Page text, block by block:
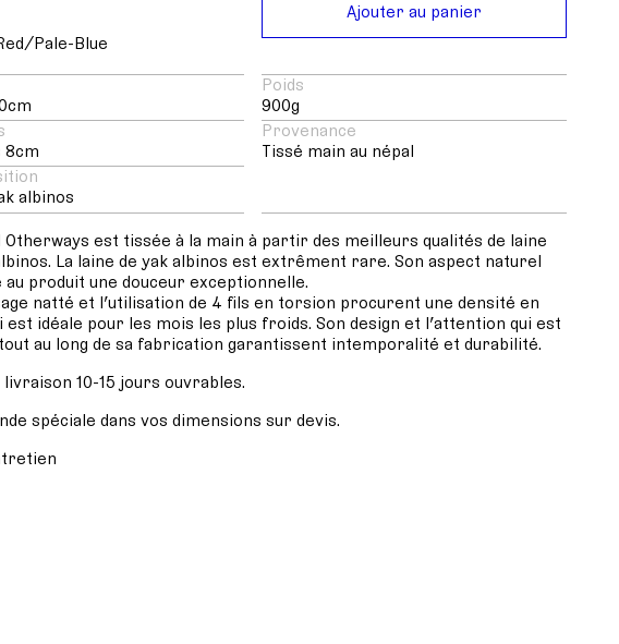
Pale-Blue
Ajouter au panier
8cm
albinos
Poids
900
Provenance
Tissé main au népal
Otherways est tissée à la main à partir des meilleurs qualités de laine
La laine de yak albinos est extrêment rare. Son aspect naturel
produit une douceur exceptionnelle.
natté et l’utilisation de 4 fils en torsion procurent une densité en
est idéale pour les mois les plus froids. Son design et l’attention qui est
au long de sa fabrication garantissent intemporalité et durabilité.
livraison 10-15 jours ouvrables.
spéciale dans vos dimensions sur devis.